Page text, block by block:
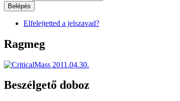
Elfelejtetted a jelszavad?
Ragmeg
Beszélgető doboz